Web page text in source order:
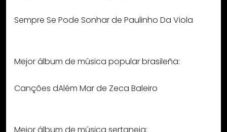
Sempre Se Pode Sonhar de Paulinho Da Viola
Mejor álbum de música popular brasileña:
Canções dAlém Mar de Zeca Baleiro